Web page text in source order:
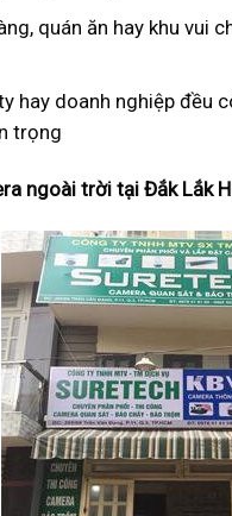
quán ăn hay khu vui
hay doanh nghiệp đều
trọng
ngoài trời tại Đắk Lắk